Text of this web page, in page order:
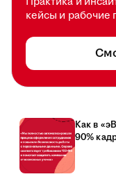
кейсы и рабочие
Как в
90%